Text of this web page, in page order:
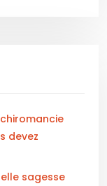
devez
sagesse